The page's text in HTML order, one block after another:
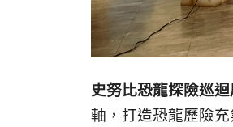
史努比恐龍探險巡迴
軸，打造恐龍歷險